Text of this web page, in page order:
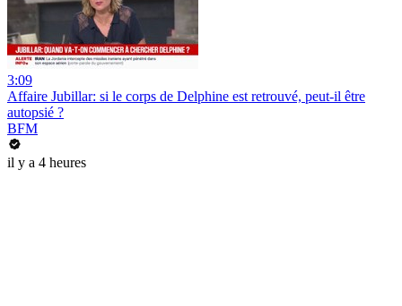
3:09
Affaire Jubillar: si le corps de Delphine est retrouvé, peut-il être
autopsié ?
BFM
il y a 4 heures